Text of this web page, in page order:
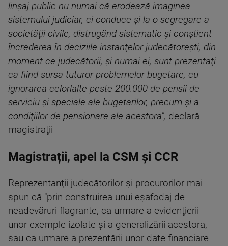
linşaj public nu numai că erodează imaginea
sistemului judiciar, ci conduce şi la o segregare a
societăţii civile, distrugând sistematic şi conştient
încrederea în deciziile instanţelor judecătoreşti, din
moment ce judecătorii, şi numai ei, sunt prezentaţi
ca fiind sursa tuturor problemelor bugetare, cu
ignorarea celorlalte peste 200.000 de pensii de
serviciu şi speciale ale bugetarilor, precum şi a
condiţiilor de pensionare ale acestora", declară
magistraţii
Magistrații, apel la CSM și CCR
Reprezentanţii judecătorilor şi procurorilor mai
spun că "prin construirea unui eşafodaj de
neadevăruri flagrante, ca urmare a evidenţierii
unor exemple izolate şi a generalizării acestora,
sau ca urmare a prezentării unor date financiare